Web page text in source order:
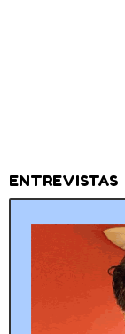
ENTREVISTAS